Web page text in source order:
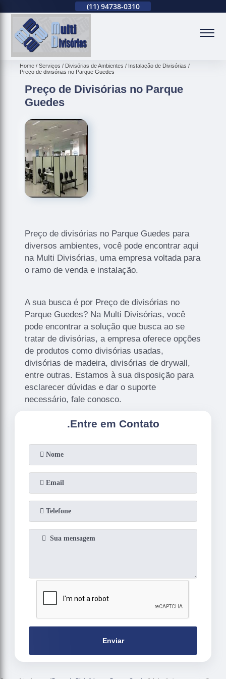
(11) 94738-0310
Home Serviços Divisórias de Ambientes
Instalação de Divisórias
Preço de divisórias no Parque Guedes
Preço de Divisórias no Parque
Guedes
Preço de divisórias no Parque Guedes para
diversos ambientes, você pode encontrar aqui
na Multi Divisórias, uma empresa voltada para
o ramo de venda e instalação.
A sua busca é por Preço de divisórias no
Parque Guedes? Na Multi Divisórias, você
pode encontrar a solução que busca ao se
tratar de divisórias, a empresa oferece opções
de produtos como divisórias usadas,
divisórias de madeira, divisórias de drywall,
entre outras. Estamos à sua disposição para
esclarecer dúvidas e dar o suporte
necessário, fale conosco.
.Entre em Contato
Enviar